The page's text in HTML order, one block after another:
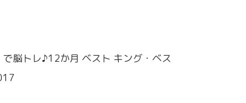
脳トレ♪12か月 ベスト キング・ベス